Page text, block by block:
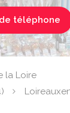
téléphone
la Loire